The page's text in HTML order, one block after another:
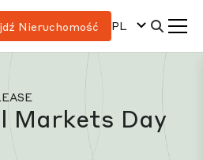
Nieruchomość PL
Markets Day